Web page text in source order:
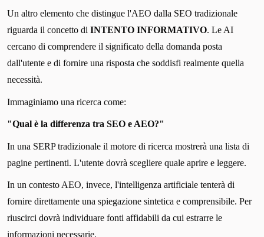
Un altro elemento che distingue l'AEO dalla SEO tradizionale
riguarda il concetto di INTENTO INFORMATIVO. Le AI
cercano di comprendere il significato della domanda posta
dall'utente e di fornire una risposta che soddisfi realmente quella
necessità.
Immaginiamo una ricerca come:
"Qual è la differenza tra SEO e AEO?"
In una SERP tradizionale il motore di ricerca mostrerà una lista di
pagine pertinenti. L'utente dovrà scegliere quale aprire e leggere.
In un contesto AEO, invece, l'intelligenza artificiale tenterà di
fornire direttamente una spiegazione sintetica e comprensibile. Per
riuscirci dovrà individuare fonti affidabili da cui estrarre le
informazioni necessarie.